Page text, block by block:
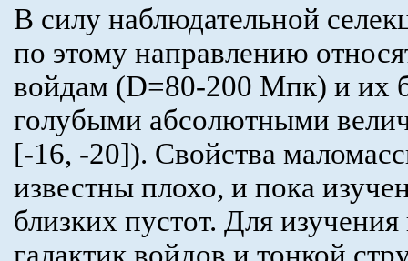
В силу наблюдательной
по этому направлению
войдам (D=80-200 Мпк) и их
голубыми абсолютными
[-16, -20]). Свойства
известны плохо, и пока
близких пустот. Для